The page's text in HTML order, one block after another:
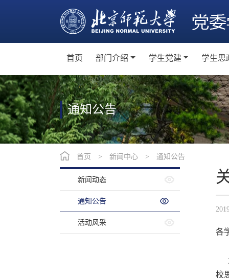
首页 部门介绍
机构设置
党群工作
学生党建
学生党员教育培训
学生党支部建设
学生党建活动
学生党建工作制度
学生思
教
卓
通知公告
首页 > 新闻中心 > 通知公告
新闻动态
通知公告
活动风采
各
校